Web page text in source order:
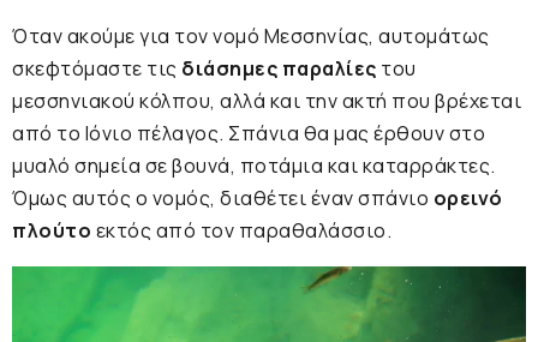
Όταν ακούμε για τον νομό Μεσσηνίας, αυτομάτως
σκεφτόμαστε τις διάσημες παραλίες του
μεσσηνιακού κόλπου, αλλά και την ακτή που βρέχεται
από το Ιόνιο πέλαγος. Σπάνια θα μας έρθουν στο
μυαλό σημεία σε βουνά, ποτάμια και καταρράκτες.
Όμως αυτός ο νομός, διαθέτει έναν σπάνιο ορεινό
πλούτο εκτός από τον παραθαλάσσιο.